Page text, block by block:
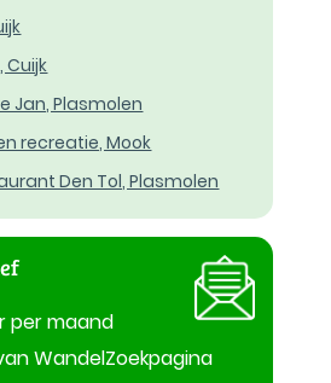
Cuijk
Jan, Plasmolen
recreatie, Mook
Den Tol, Plasmolen
per maand
WandelZoekpagina